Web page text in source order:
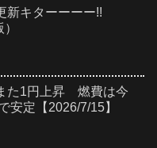
新キターーーー!!
た1円上昇 燃費は今
安定【2026/7/15】